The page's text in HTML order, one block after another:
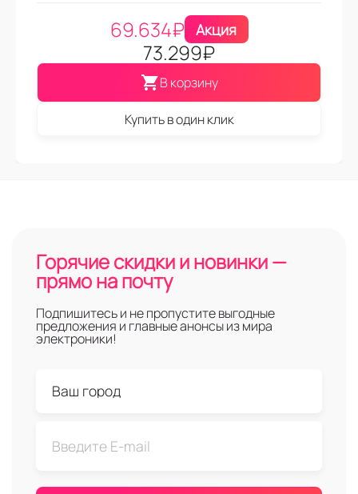
69.634₽ Акция
73.299₽
В корзину
Купить в один клик
Горячие скидки и новинки —
прямо на почту
Подпишитесь и не пропустите выгодные
предложения и главные анонсы из мира
электроники!